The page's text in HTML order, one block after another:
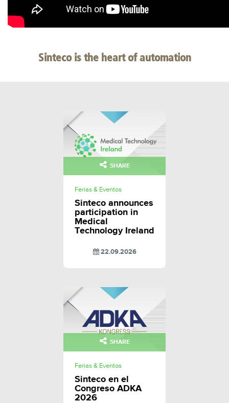
Sinteco is the heart of automation
SHARE
Ferias & Eventos
Sinteco announces
participation in
Medical
Technology Ireland
22.09.2026
SHARE
Ferias & Eventos
Sinteco en el
Congreso ADKA
2026